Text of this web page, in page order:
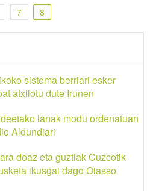
7 8
sistema berriari esker
atxilotu dute Irunen
lanak modu ordenatuan
Aldundiari
doaz eta guztiak Cuzcotik
ikusgai dago Oiasso